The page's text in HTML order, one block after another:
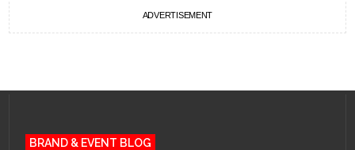
ADVERTISEMENT
BRAND & EVENT BLOG